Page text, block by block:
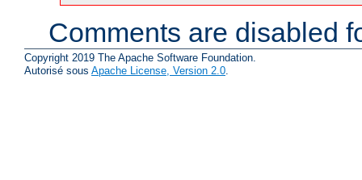
Comments are disabled
Copyright 2019 The Apache Software Foundation.
Autorisé sous Apache License, Version 2.0